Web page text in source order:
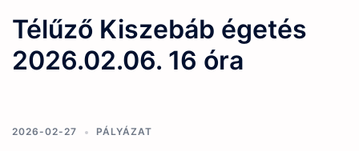
Télűző Kiszebáb égetés
2026.02.06. 16 óra
2026-02-27 PÁLYÁZAT